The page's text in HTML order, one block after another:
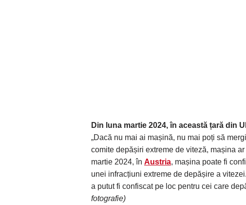
Din luna martie 2024, în această țară din
„Dacă nu mai ai mașină, nu mai poți să
comite depășiri extreme de viteză, mașina
martie 2024, în Austria, mașina poate fi
unei infracțiuni extreme de depășire a
a putut fi confiscat pe loc pentru cei care
fotografie)